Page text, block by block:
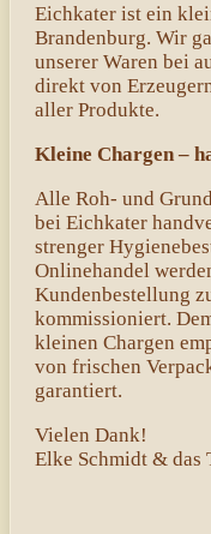
Eichkater ist ein
Brandenburg. Wir
unserer Waren bei
direkt von
aller Produkte.
Kleine Chargen –
Alle Roh- und
bei Eichkater
strenger
Onlinehandel
Kundenbestellung
kommissioniert.
kleinen Chargen
von frischen
garantiert.
Vielen Dank!
Elke Schmidt & das